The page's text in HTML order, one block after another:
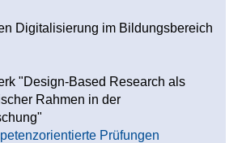
Digitalisierung im Bildungsbereich
"Design-Based Research als
Rahmen in der
Prüfungen